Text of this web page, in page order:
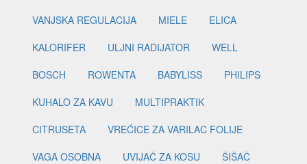
VANJSKA REGULACIJA
MIELE
ELICA
KALORIFER
ULJNI RADIJATOR
WELL
BOSCH
ROWENTA BABYLISS
PHILIPS
KUHALO ZA KAVU
MULTIPRAKTIK
CITRUSETA
VREĆICE ZA VARILAC FOLIJE
VAGA OSOBNA
UVIJAČ ZA KOSU
ŠIŠAČ